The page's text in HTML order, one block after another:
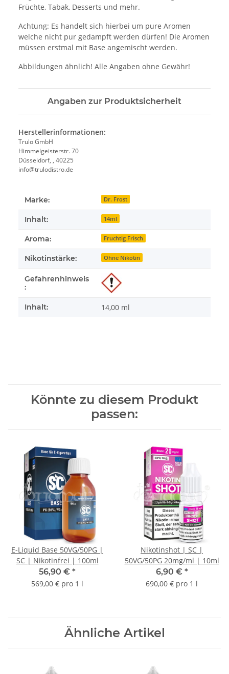
Früchte, Tabak, Desserts und mehr.
Achtung: Es handelt sich hierbei um pure Aromen
welche nicht pur gedampft werden dürfen! Die Aromen
müssen erstmal mit Base angemischt werden.
Abbildungen ähnlich! Alle Angaben ohne Gewähr!
Angaben zur Produktsicherheit
Herstellerinformationen:
Trulo GmbH
Himmelgeisterstr. 70
Düsseldorf, , 40225
info@trulodistro.de
Marke: Dr. Frost
Inhalt: 14ml
Aroma: Fruchtig Frisch
Nikotinstärke: Ohne Nikotin
Gefahrenhinweis
:
Inhalt: 14,00 ml
Könnte zu diesem Produkt
passen:
E-Liquid Base 50VG/50PG |
SC | Nikotinfrei | 100ml
56,90 € *
569,00 € pro 1 l
Nikotinshot | SC |
50VG/50PG 20mg/ml | 10ml
6,90 € *
690,00 € pro 1 l
Ähnliche Artikel